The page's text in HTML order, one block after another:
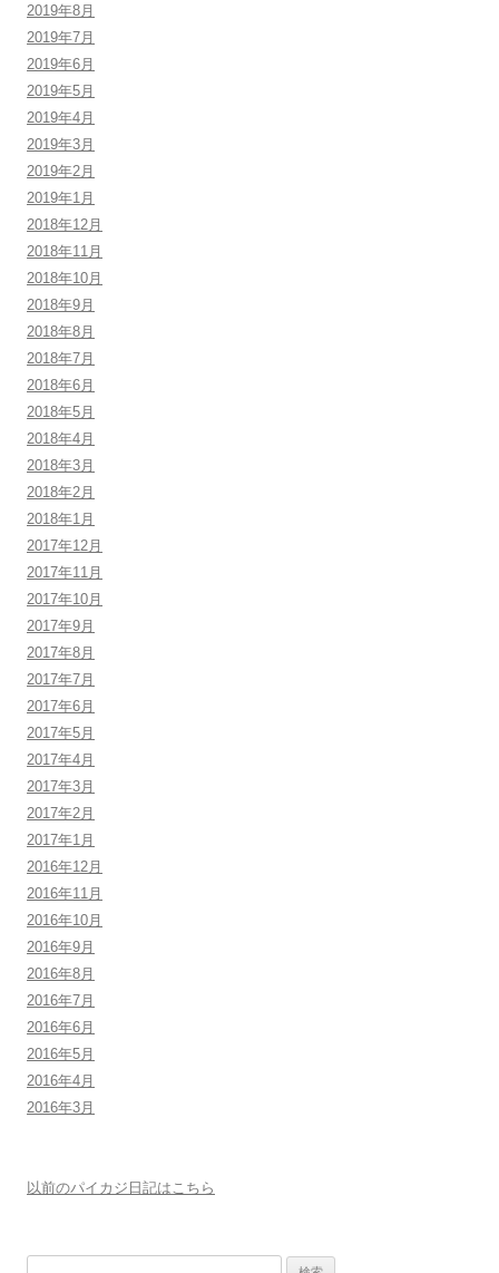
2019年8月
2019年7月
2019年6月
2019年5月
2019年4月
2019年3月
2019年2月
2019年1月
2018年12月
2018年11月
2018年10月
2018年9月
2018年8月
2018年7月
2018年6月
2018年5月
2018年4月
2018年3月
2018年2月
2018年1月
2017年12月
2017年11月
2017年10月
2017年9月
2017年8月
2017年7月
2017年6月
2017年5月
2017年4月
2017年3月
2017年2月
2017年1月
2016年12月
2016年11月
2016年10月
2016年9月
2016年8月
2016年7月
2016年6月
2016年5月
2016年4月
2016年3月
以前のパイカジ日記はこちら